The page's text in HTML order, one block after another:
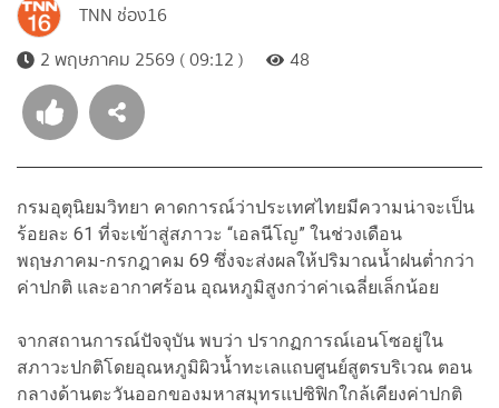
TNN ช่อง16
2 พฤษภาคม 2569 ( 09:12 )
48
กรมอุตุนิยมวิทยา คาดการณ์ว่าประเทศไทยมีความน่าจะเป็น
ร้อยละ 61 ที่จะเข้าสู่สภาวะ “เอลนีโญ” ในช่วงเดือน
พฤษภาคม-กรกฎาคม 69 ซึ่งจะส่งผลให้ปริมาณน้ำฝนต่ำกว่า
ค่าปกติ และอากาศร้อน อุณหภูมิสูงกว่าค่าเฉลี่ยเล็กน้อย
จากสถานการณ์ปัจจุบัน พบว่า ปรากฏการณ์เอนโซอยู่ใน
สภาวะปกติโดยอุณหภูมิผิวน้ำทะเลแถบศูนย์สูตรบริเวณ ตอน
กลางด้านตะวันออกของมหาสมุทรแปซิฟิกใกล้เคียงค่าปกติ